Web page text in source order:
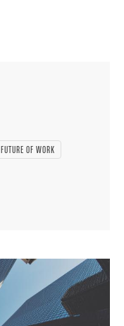
FUTURE OF WORK